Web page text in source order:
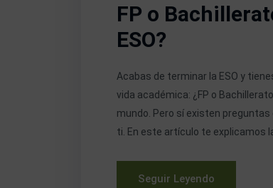
FP o
ESO?
Acabas de terminar la ESO y
vida académica: ¿FP o
mundo. Pero sí existen
ti. En este artículo te explicamos
Seguir Leyendo